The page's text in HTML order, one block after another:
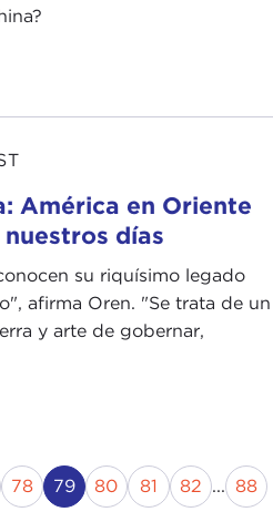
América en Oriente
nuestros días
su riquísimo legado
afirma Oren. "Se trata de un
y arte de gobernar,
Página
78 Página actual
79 Página
80 Página
81 Página
82 ... 88